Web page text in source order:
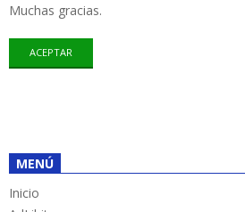
Muchas gracias.
MENÚ
Inicio